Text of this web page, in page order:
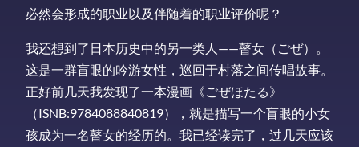
必然会形成的职业以及伴随着的职业评价呢？
我还想到了日本历史中的另一类人——瞽女（ごぜ）。
这是一群盲眼的吟游女性，巡回于村落之间传唱故事。
正好前几天我发现了一本漫画《ごぜほたる》
（ISNB:9784088840819），就是描写一个盲眼的小女
孩成为一名瞽女的经历的。我已经读完了，过几天应该